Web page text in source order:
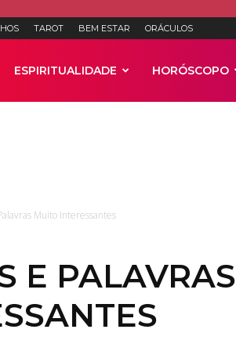
TAROT BEM ESTAR ORÁCULOS
ESPIRITUALIDADE HORÓSCOPO
Muito Interessantes
E PALAVRAS